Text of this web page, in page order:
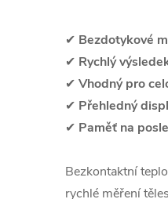
✔ Bezdotykové
✔ Rychlý
✔ Vhodný pro
✔ Přehledný
✔ Paměť na
Bezkontaktní
rychlé měření